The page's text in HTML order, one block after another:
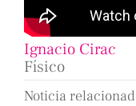
Ignacio Cirac
Físico
Noticia